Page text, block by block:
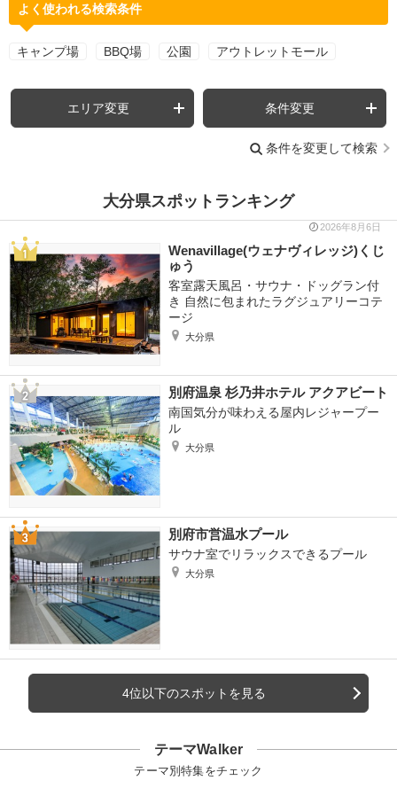
よく使われる検索条件
キャンプ場 BBQ場 公園 アウトレットモール
エリア変更 条件変更
条件を変更して検索
大分県スポットランキング
2026年8月6日
Wenavillage(ウェナヴィレッジ)くじ
ゅう
客室露天風呂・サウナ・ドッグラン付
き 自然に包まれたラグジュアリーコテ
ージ
大分県
別府温泉 杉乃井ホテル アクアビート
南国気分が味わえる屋内レジャープー
ル
大分県
別府市営温水プール
サウナ室でリラックスできるプール
大分県
4位以下のスポットを見る
テーマWalker
テーマ別特集をチェック